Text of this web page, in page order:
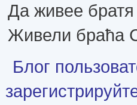
Да живее
Живели браћа
Блог